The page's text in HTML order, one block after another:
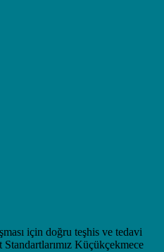
için doğru teşhis ve tedavi
Küçükçekmece